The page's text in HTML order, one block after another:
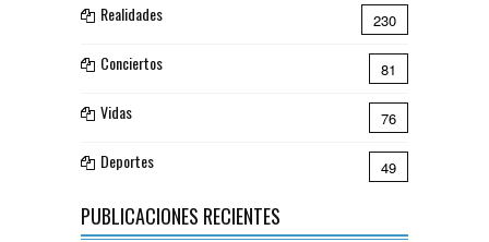
Realidades 230
Conciertos 81
Vidas 76
Deportes 49
PUBLICACIONES RECIENTES